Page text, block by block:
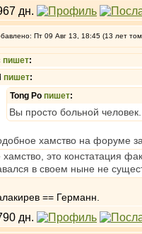
Пт 09 Авг 13, 18:45 (13 лет
пишет:
пишет:
Tong Po пишет:
Вы просто больной человек.
хамство на форуме
хамство, это констатация
в своем ныне не
== Германн.